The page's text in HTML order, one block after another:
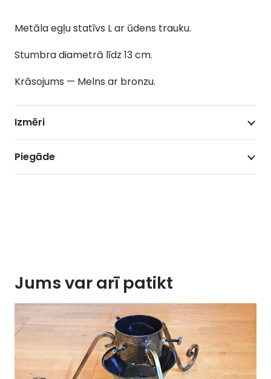
Metāla egļu statīvs L ar ūdens trauku.
Stumbra diametrā līdz 13 cm.
Krāsojums — Melns ar bronzu.
Izmēri
Piegāde
Jums var arī patikt